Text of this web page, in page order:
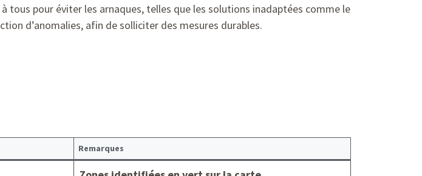
pour éviter les arnaques, telles que les solutions inadaptées comme le
d’anomalies, afin de solliciter des mesures durables.
Remarques